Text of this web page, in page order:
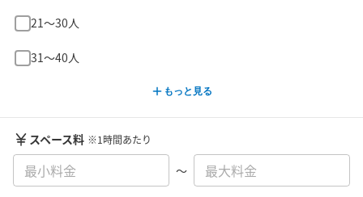
21〜30人
31〜40人
もっと見る
スペース料 ※1時間あたり
〜